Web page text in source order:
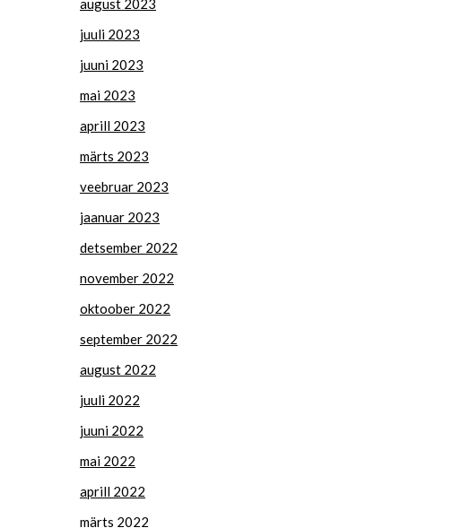
august 2023
juuli 2023
juuni 2023
mai 2023
aprill 2023
märts 2023
veebruar 2023
jaanuar 2023
detsember 2022
november 2022
oktoober 2022
september 2022
august 2022
juuli 2022
juuni 2022
mai 2022
aprill 2022
märts 2022